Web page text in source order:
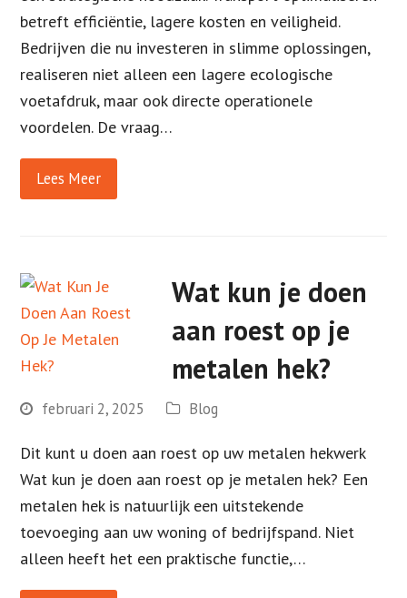
betreft efficiëntie, lagere kosten en veiligheid.
Bedrijven die nu investeren in slimme oplossingen,
realiseren niet alleen een lagere ecologische
voetafdruk, maar ook directe operationele
voordelen. De vraag…
Lees Meer
Wat kun je doen
aan roest op je
metalen hek?
februari 2, 2025 Blog
Dit kunt u doen aan roest op uw metalen hekwerk
Wat kun je doen aan roest op je metalen hek? Een
metalen hek is natuurlijk een uitstekende
toevoeging aan uw woning of bedrijfspand. Niet
alleen heeft het een praktische functie,…